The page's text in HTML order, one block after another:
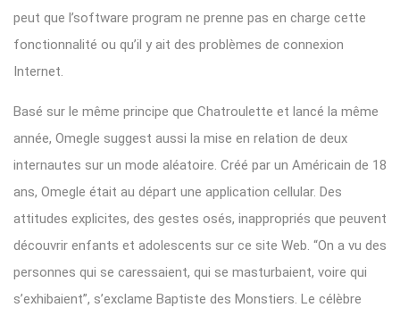
peut que l’software program ne prenne pas en charge cette
fonctionnalité ou qu’il y ait des problèmes de connexion
Internet.
Basé sur le même principe que Chatroulette et lancé la même
année, Omegle suggest aussi la mise en relation de deux
internautes sur un mode aléatoire. Créé par un Américain de 18
ans, Omegle était au départ une application cellular. Des
attitudes explicites, des gestes osés, inappropriés que peuvent
découvrir enfants et adolescents sur ce site Web. “On a vu des
personnes qui se caressaient, qui se masturbaient, voire qui
s’exhibaient”, s’exclame Baptiste des Monstiers. Le célèbre